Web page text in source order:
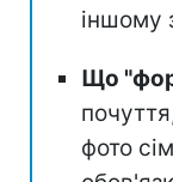
іншому
Що
фото